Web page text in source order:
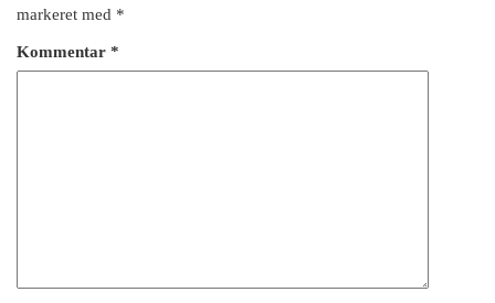
markeret med *
Kommentar *